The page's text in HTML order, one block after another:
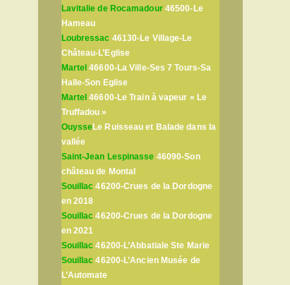
Lavitalie de Rocamadour46500-Le
Hameau
Loubressac 46130-Le Village-Le
Château-L’Eglise
Martel 46600-La Ville-Ses 7 Tours-Sa
Halle-Son Eglise
Martel 46600-Le Train à vapeur « Le
Truffadou »
OuysseLe Ruisseau et Balade dans la
vallée
Saint-Jean Lespinasse 46090-Son
château de Montal
Souillac 46200-Crues de la Dordogne
en 2018
Souillac 46200-Crues de la Dordogne
en 2021
Souillac 46200-L’Abbatiale Ste Marie
Souillac 46200-L’Ancien Musée de
L’Automate